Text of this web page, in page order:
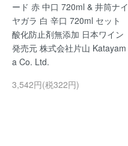
ード 赤 中口 720ml & 井筒ナイ
ヤガラ 白 辛口 720ml セット
酸化防止剤無添加 日本ワイン
発売元 株式会社片山 Katayam
a Co. Ltd.
3,542円(税322円)